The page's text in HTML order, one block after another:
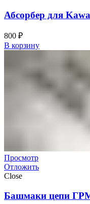
Абсорбер для
800 ₽
В корзину
Просмотр
Отложить
Close
Башмаки цепи ГРМ